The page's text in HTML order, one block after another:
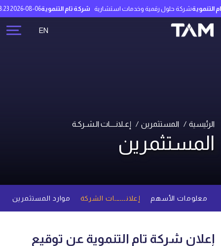
شركة حلول رقمية وخدمات استشارية شركة تام التنموية2026-08-06 12:23:23
EN
الرئيسية المستثمرين إعـلانــــات الـشـركـة
المستثمرين
معلومات الأسهم إعلانــــــات الشركة موارد المستثمرين
إعلان شركة تام التنموية عن توقيع